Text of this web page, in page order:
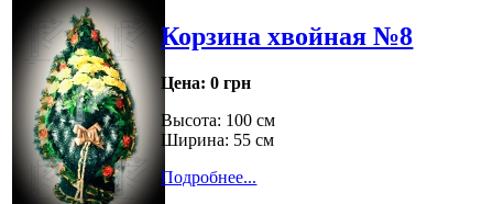
Корзина хвойная №8
Цена: 0 грн
Высота: 100 см
Ширина: 55 см
Подробнее...